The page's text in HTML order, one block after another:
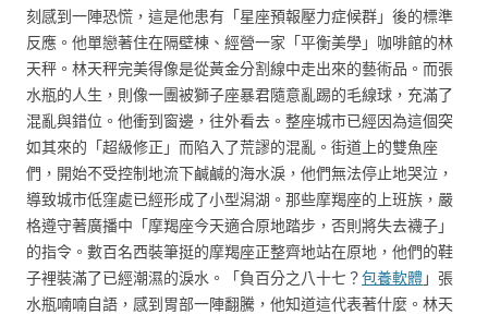
刻感到一陣恐慌，這是他患有「星座預報壓力症候群」後的標準
反應。他單戀著住在隔壁棟、經營一家「平衡美學」咖啡館的林
天秤。林天秤完美得像是從黃金分割線中走出來的藝術品。而張
水瓶的人生，則像一團被獅子座暴君隨意亂踢的毛線球，充滿了
混亂與錯位。他衝到窗邊，往外看去。整座城市已經因為這個突
如其來的「超級修正」而陷入了荒謬的混亂。街道上的雙魚座
們，開始不受控制地流下鹹鹹的海水淚，他們無法停止地哭泣，
導致城市低窪處已經形成了小型潟湖。那些摩羯座的上班族，嚴
格遵守著廣播中「摩羯座今天適合原地踏步，否則將失去襪子」
的指令。數百名西裝筆挺的摩羯座正整齊地站在原地，他們的鞋
子裡裝滿了已經潮濕的淚水。「負百分之八十七？包養軟體」張
水瓶喃喃自語，感到胃部一陣翻騰，他知道這代表著什麼。林天